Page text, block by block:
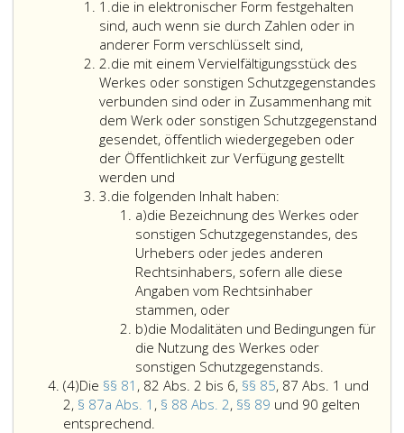
Absatz
eins,
besteht
nur
gegen
Personen,
die
die
angeführten
unbefugt
und
wissentlich
vornehmen,
wobei
ihnen
ist
oder
den
Umständen
nach
1.Ziffer
eins
die in elektronischer Form festgehalten
sind, auch wenn sie durch Zahlen oder in
anderer Form verschlüsselt sind,
2.Ziffer
2
die mit einem Vervielfältigungsstück des
Werkes oder sonstigen Schutzgegenstandes
verbunden sind oder in Zusammenhang mit
dem Werk oder sonstigen Schutzgegenstand
gesendet, öffentlich wiedergegeben oder
der Öffentlichkeit zur Verfügung gestellt
werden und
3.Ziffer
die folgenden Inhalt haben:
a)Litera
a
die Bezeichnung des Werkes oder
sonstigen Schutzgegenstandes, des
Urhebers oder jedes anderen
Rechtsinhabers, sofern alle diese
Angaben vom Rechtsinhaber
stammen, oder
b)Litera
b
die Modalitäten und Bedingungen für
die Nutzung des Werkes oder
sonstigen Schutzgegenstands.
(4)Absatz
4
Die §§ 81 , 82 Abs. 2 bis 6, §§ 85, 87 Abs. 1 und
2, § 87a Abs. 1 , § 88 Abs. 2, §§ 89 und 90 gelten
entsprechend.